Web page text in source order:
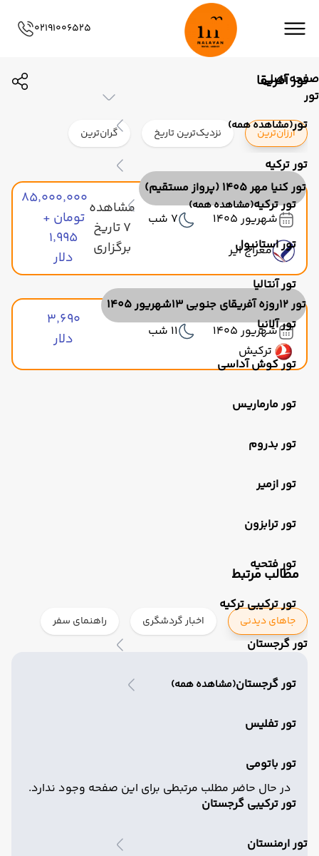
صفحه اصلی
تور
تور(مشاهده همه)
تور ترکیه
تور ترکیه(مشاهده همه)
تور استانبول
تور آنتالیا
تور آلانیا
تور کوش آداسی
تور مارماریس
تور بدروم
تور ازمیر
تور ترابزون
تور فتحیه
تور ترکیبی ترکیه
تور گرجستان
تور گرجستان(مشاهده همه)
تور تفلیس
تور باتومی
تور ترکیبی گرجستان
تور ارمنستان
02191006525
تور آفریقا
ارزان‌ترین نزدیک‌ترین تاریخ گران‌ترین
تور کنیا مهر 1405 (پرواز مستقیم)
شهریور 1405
7 شب
معراج ایر
مشاهده
7 تاریخ
برگزاری
۸۵٬۰۰۰٬۰۰۰
تومان +
۱٬۹۹۵
دلار
تور 12روزه آفریقای جنوبی 13شهریور 1405
شهریور 1405
11 شب
ترکیش
۳٬۶۹۰
دلار
مطالب مرتبط
جاهای دیدنی اخبار گردشگری راهنمای سفر
در حال حاضر مطلب مرتبطی برای این صفحه وجود ندارد.